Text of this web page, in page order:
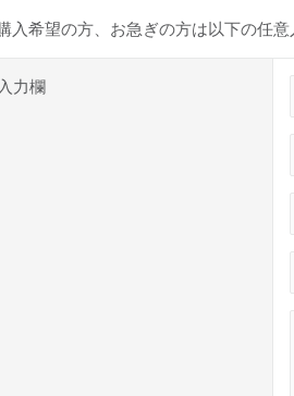
入希望の方、お急ぎの方は以下の任
力欄